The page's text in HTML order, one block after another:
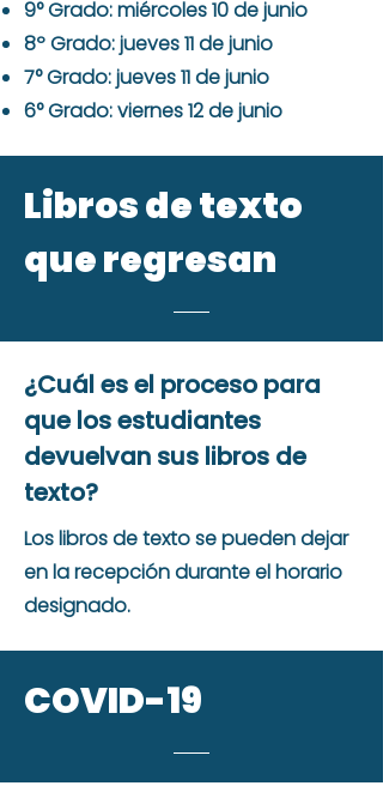
9° Grado: miércoles 10 de junio
8º Grado: jueves 11 de junio
7° Grado: jueves 11 de junio
6° Grado: viernes 12 de junio
Libros de texto
que regresan
¿Cuál es el proceso para
que los estudiantes
devuelvan sus libros de
texto?
Los libros de texto se pueden dejar
en la recepción durante el horario
designado.
COVID-19